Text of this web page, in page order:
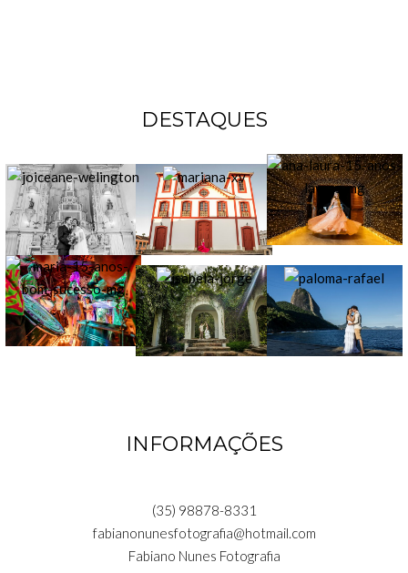
DESTAQUES
INFORMAÇÕES
(35) 98878-8331
fabianonunesfotografia@hotmail.com
Fabiano Nunes Fotografia